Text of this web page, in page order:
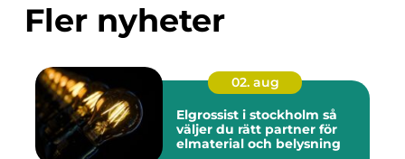
Fler nyheter
02. aug
Elgrossist i stockholm så
väljer du rätt partner för
elmaterial och belysning